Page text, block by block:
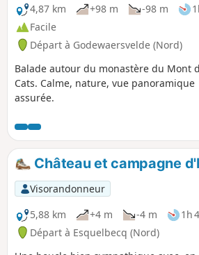
4,87 km
+98 m -98 m
Facile
Départ à Godewaersvelde (Nord)
Balade autour du monastère du Mont
Cats. Calme, nature, vue panoramique
assurée.
Château et campagne
Visorandonneur
5,88 km
+4 m -4 m 1h
Départ à Esquelbecq (Nord)